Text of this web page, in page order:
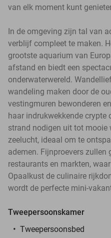
van elk moment kunt
In de omgeving zijn tal van
verblijf compleet te maken.
grootste aquarium van
afstand en biedt een
onderwaterwereld.
wandeling maken door de
vestingmuren bewonderen
haar indrukwekkende crypte
strand nodigen uit tot mooie
zeelucht, ideaal om te
ademen. Fijnproevers zullen
restaurants en markten,
Opaalkust de culinaire
wordt de perfecte mini-
Tweepersoonskamer
Tweepersoonsbed